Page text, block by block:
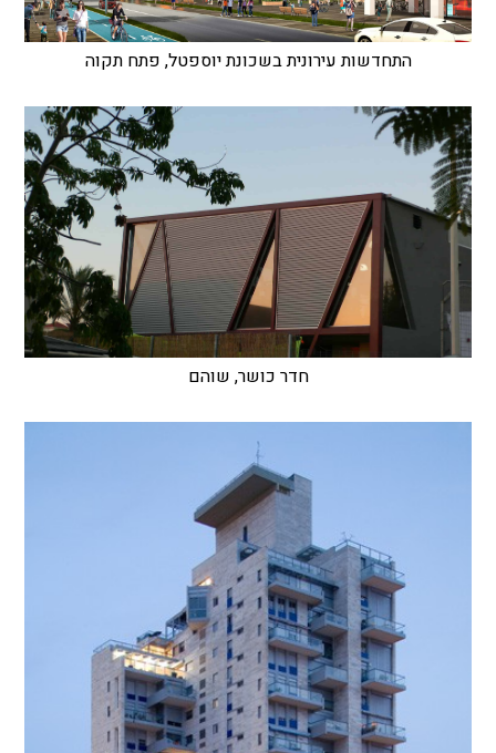
התחדשות עירונית בשכונת יוספטל, פתח תקוה
חדר כושר, שוהם